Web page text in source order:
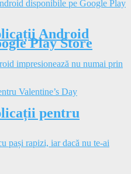
Android
Play Store
impresionează nu numai prin
pentru
pași rapizi, iar dacă nu te-ai